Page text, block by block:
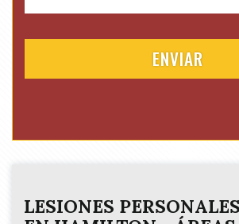
r
q
l
e
u
e
d
LESIONES PERSONALES